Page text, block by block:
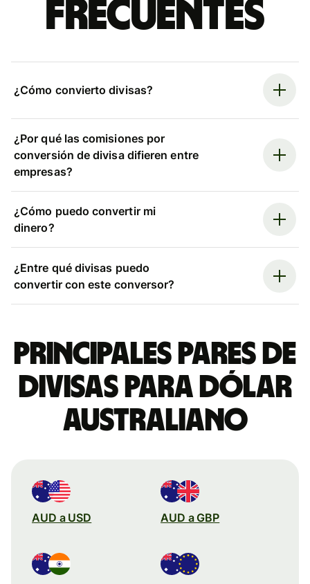
frecuentes
¿Cómo convierto divisas?
¿Por qué las comisiones por
conversión de divisa difieren entre
empresas?
¿Cómo puedo convertir mi
dinero?
¿Entre qué divisas puedo
convertir con este conversor?
Principales pares de
divisas para dólar
australiano
AUD a USD AUD a GBP